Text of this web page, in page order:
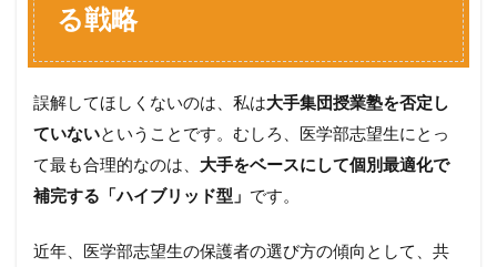
る戦略
誤解してほしくないのは、私は大手集団授業塾を否定し
ていないということです。むしろ、医学部志望生にとっ
て最も合理的なのは、 大手をベースにして個別最適化で
補完する「ハイブリッド型」 です。
近年、医学部志望生の保護者の選び方の傾向として、共